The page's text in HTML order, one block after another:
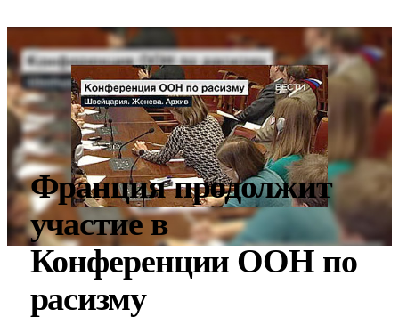
Франция продолжит
участие в
Конференции ООН по
расизму